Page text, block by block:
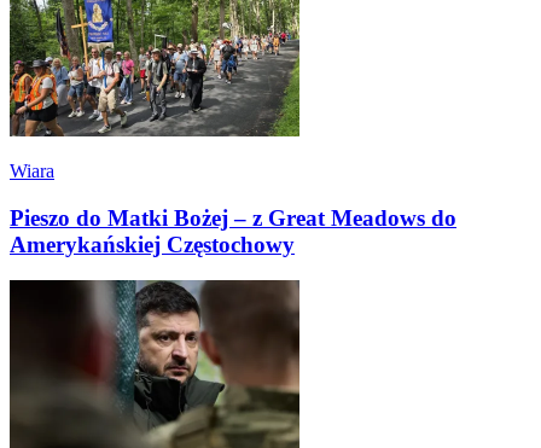
Wiara
Pieszo do Matki Bożej – z Great Meadows do
Amerykańskiej Częstochowy